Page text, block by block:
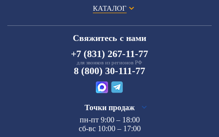
КАТАЛОГ
Свяжитесь с нами
+7 (831) 267-11-77
для звонков из регионов РФ
8 (800) 30-111-77
Точки продаж
пн-пт 9:00 – 18:00
сб-вс 10:00 – 17:00